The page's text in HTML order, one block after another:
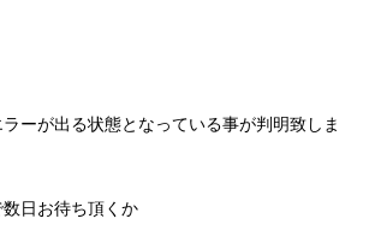
ーが出る状態となっている事が判明致しま
日お待ち頂くか